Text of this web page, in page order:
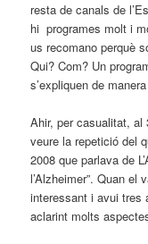
resta de canals de
hi programes molt i
us recomano perquè
Qui? Com? Un
s’expliquen de
Ahir, per casualitat, al
veure la repetició del
2008 que parlava de
l’Alzheimer”. Quan el
interessant i avui tres
aclarint molts